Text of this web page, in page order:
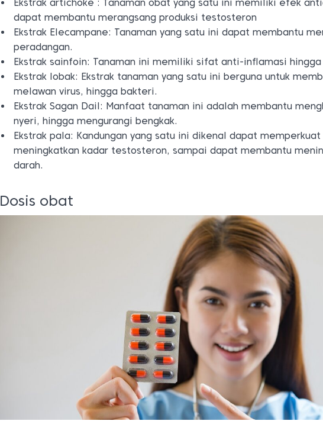
Ekstrak artichoke : Tanaman obat yang satu ini memiliki efek
dapat membantu merangsang produksi testosteron
Ekstrak Elecampane: Tanaman yang satu ini dapat membantu
peradangan.
Ekstrak sainfoin: Tanaman ini memiliki sifat anti-inflamasi
Ekstrak lobak: Ekstrak tanaman yang satu ini berguna untuk
melawan virus, hingga bakteri.
Ekstrak Sagan Dail: Manfaat tanaman ini adalah membantu
nyeri, hingga mengurangi bengkak.
Ekstrak pala: Kandungan yang satu ini dikenal dapat
meningkatkan kadar testosteron, sampai dapat membantu
darah.
Dosis obat